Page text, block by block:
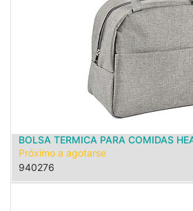
BOLSA TERMICA PARA COMIDAS
Próximo a agotarse
940276